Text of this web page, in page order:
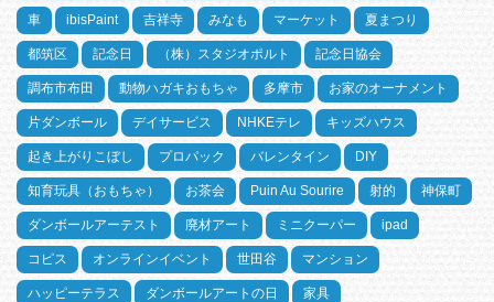
車 ibisPaint 吉祥寺 みなも マーケット 夏まつり
都筑区 記念日 （株）スタジオポルト 記念日協会
調布市布田 動物ハガキおもちゃ 多摩市 お家のオーナメント
片ダンボール デイサービス NHKEテレ キッズハウス
起き上がりこぼし プロパック バレンタイン DIY
知育玩具（おもちゃ） お茶会 Puin Au Sourire 射的 神保町
ダンボールアーテスト 廃材アート ミニクーパー ipad
コピス オンラインイベント 世田谷 マンション
ハッピーテラス ダンボールアートの日 家具